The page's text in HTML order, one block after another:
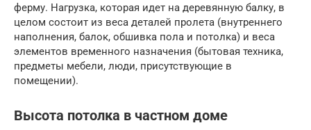
ферму. Нагрузка, которая идет на деревянную балку, в
целом состоит из веса деталей пролета (внутреннего
наполнения, балок, обшивка пола и потолка) и веса
элементов временного назначения (бытовая техника,
предметы мебели, люди, присутствующие в
помещении).
Высота потолка в частном доме